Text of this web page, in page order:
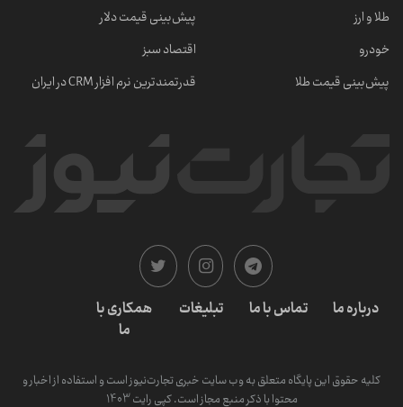
طلا و ارز
خودرو
پیش‌بینی قیمت طلا
پیش‌بینی قیمت دلار
اقتصاد سبز
قدرتمندترین نرم‌ افزار CRM در ایران
درباره ما تماس با ما تبلیغات
همکاری با
ما
کلیه حقوق این پایگاه متعلق به وب سایت خبری تجارت‌نیوز است و استفاده از اخبار و
محتوا با ذکر منبع مجاز است. کپی رایت 1403